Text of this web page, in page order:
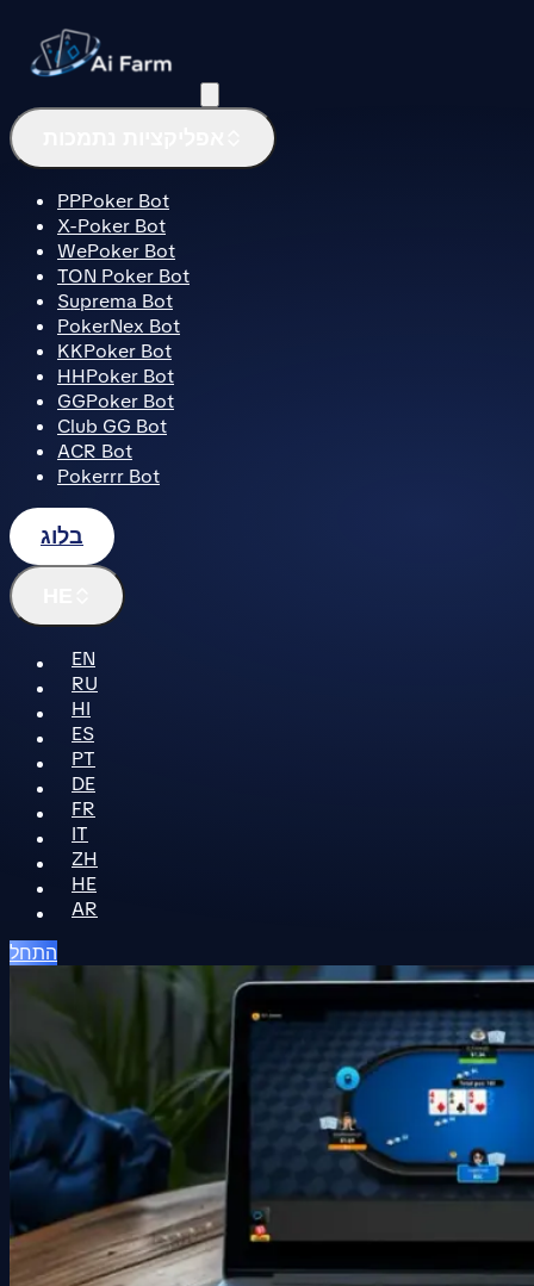
PPPoker Bot
X-Poker Bot
WePoker Bot
TON Poker Bot
Suprema Bot
PokerNex Bot
KKPoker Bot
HHPoker Bot
GGPoker Bot
Club GG Bot
ACR Bot
Pokerrr Bot
בלוג
EN
RU
HI
ES
PT
DE
FR
IT
ZH
HE
AR
התחל